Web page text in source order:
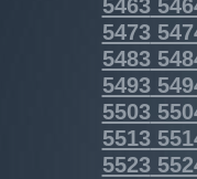
5473
5483
5493
5503
5513
5523